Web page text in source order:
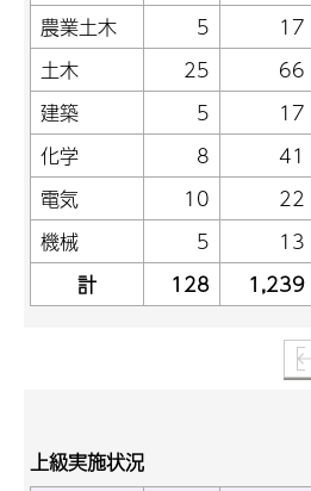
農業土木
5 17
土木
25 66
建築
5 17
化学
8 41
電気
10 22
機械
5 13
計
128 1,239
上級実施状況